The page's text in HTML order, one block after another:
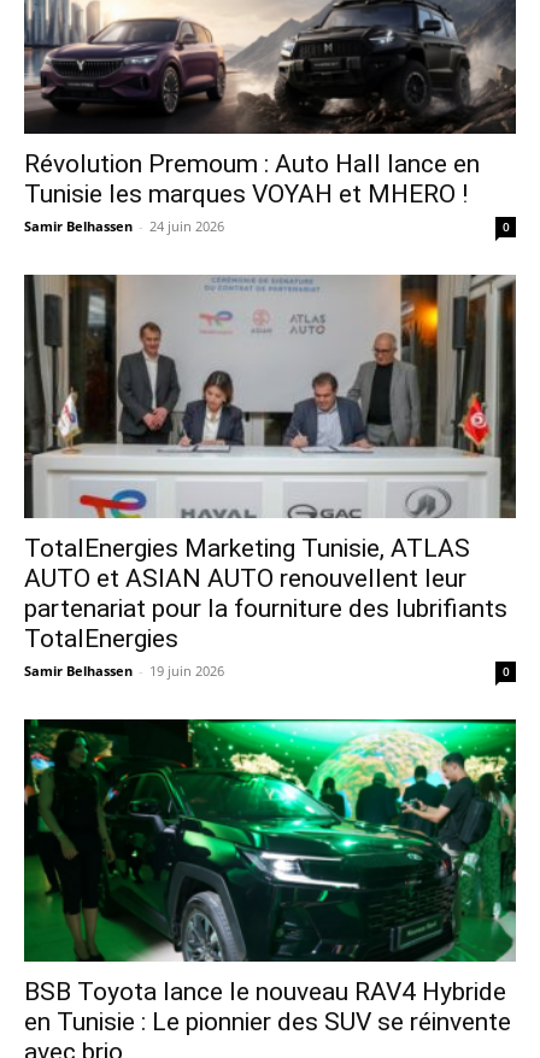
Révolution Premoum : Auto Hall lance en
Tunisie les marques VOYAH et MHERO !
Samir Belhassen - 24 juin 2026 0
TotalEnergies Marketing Tunisie, ATLAS
AUTO et ASIAN AUTO renouvellent leur
partenariat pour la fourniture des lubrifiants
TotalEnergies
Samir Belhassen - 19 juin 2026 0
​BSB Toyota lance le nouveau RAV4 Hybride
en Tunisie : Le pionnier des SUV se réinvente
avec brio